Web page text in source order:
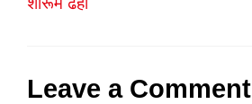
Leave a Comment